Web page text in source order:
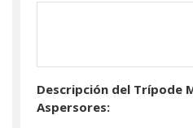
Descripción del Trípode
Aspersores: